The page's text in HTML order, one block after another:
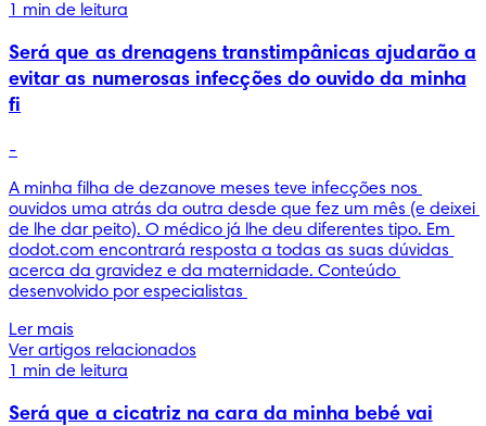
1 min de leitura
Será que as drenagens transtimpânicas ajudarão a
evitar as numerosas infecções do ouvido da minha
fi
-
A minha filha de dezanove meses teve infecções nos
ouvidos uma atrás da outra desde que fez um mês (e deixei
de lhe dar peito). O médico já lhe deu diferentes tipo. Em
dodot.com encontrará resposta a todas as suas dúvidas
acerca da gravidez e da maternidade. Conteúdo
desenvolvido por especialistas
Ler mais
Ver artigos relacionados
1 min de leitura
Será que a cicatriz na cara da minha bebé vai